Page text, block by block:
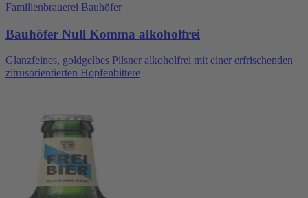
Familienbrauerei Bauhöfer
Bauhöfer Null Komma alkoholfrei
Glanzfeines, goldgelbes Pilsner alkoholfrei mit einer erfrischenden
zitrusorientierten Hopfenbittere